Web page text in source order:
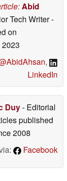
:Abid
Tech Writer-
on
,
LinkedIn
Duy- Editorial
published
2008
Facebook